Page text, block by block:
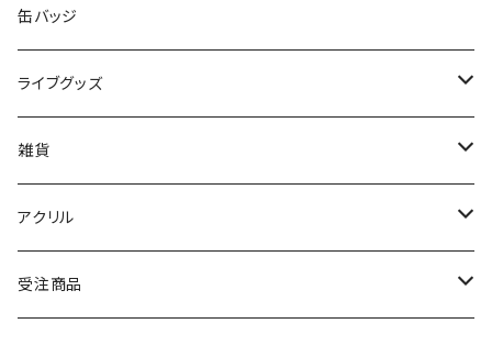
テツヤ
トウマ
コウタ
タイセイ
アキト
缶バッジ
ライブグッズ
マフラータオル
雑貨
ボールペン
アクリル
キーホルダー
受注商品